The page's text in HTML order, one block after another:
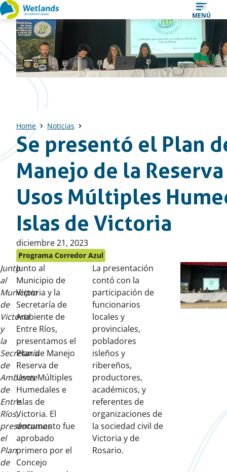
Ir
al
contenido
MENÚ
Home Noticias
Se presentó el Plan
Manejo de la
Usos Múltiples
Islas de Victoria
Publicado
en:
diciembre 21, 2023
Programa Corredor Azul
Junto
al
Municipio
de
Victoria
y
la
Secretaría
de
Ambiente
de
Entre
Ríos,
presentamos
el
Plan
de
Junto al
Municipio de
Victoria y la
Secretaría de
Ambiente de
Entre Ríos,
presentamos el
Plan de Manejo
Reserva de
Usos Múltiples
Humedales e
Islas de
Victoria. El
documento fue
aprobado
primero por el
Concejo
La presentación
contó con la
participación de
funcionarios
locales y
provinciales,
pobladores
isleños y
ribereños,
productores,
académicos, y
referentes de
organizaciones de
la sociedad civil de
Victoria y de
Rosario.